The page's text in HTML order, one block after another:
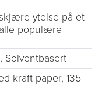
ytelse på et
populære
Solventbasert
kraft paper, 135